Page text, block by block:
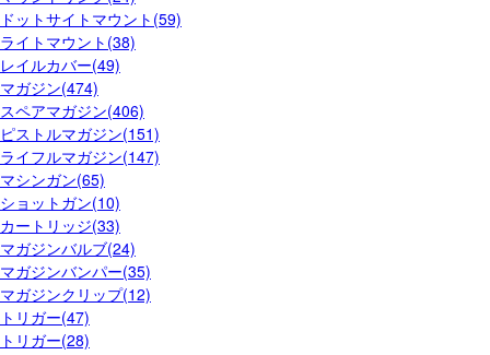
ドットサイトマウント(59)
ライトマウント(38)
レイルカバー(49)
マガジン(474)
スペアマガジン(406)
ピストルマガジン(151)
ライフルマガジン(147)
マシンガン(65)
ショットガン(10)
カートリッジ(33)
マガジンバルブ(24)
マガジンバンパー(35)
マガジンクリップ(12)
トリガー(47)
トリガー(28)